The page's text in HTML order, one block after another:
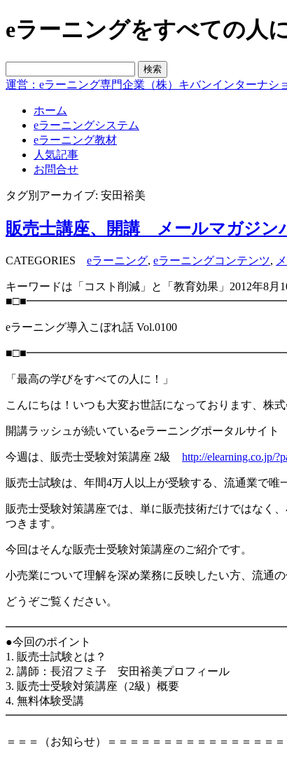
eラーニングをすべての人
運営：eラーニング専門企業（株）キバンインターナシ
ホーム
eラーニングシステム
eラーニング教材
人気記事
お問合せ
タグ別アーカイブ: 安田裕美
販売士講座、開講 メールマガジン
CATEGORIES eラーニング, eラーニングコンテンツ,
キーワードは「コスト削減」と「教育効果」2012年8月
eラーニング導入こぼれ話 Vol.0100
「最高の学びをすべての人に！」
こんにちは！いつも大変お世話になっております、株
開講ラッシュが続いているeラーニングポータルサイト
今週は、販売士受験対策講座 2級 http://elearning.co.jp/
販売士試験は、年間4万人以上が受験する、流通業で唯
販売士受験対策講座では、単に販売技術だけではなく
つきます。
今回はそんな販売士受験対策講座のご紹介です。
小売業について理解を深め業務に反映したい方、流通
どうぞご覧ください。
●今回のポイント
1. 販売士試験とは？
2. 講師：長沼フミ子 安田裕美プロフィール
3. 販売士受験対策講座（2級）概要
4. 無料体験受講
＝＝＝（お知らせ）＝＝＝＝＝＝＝＝＝＝＝＝＝＝＝＝